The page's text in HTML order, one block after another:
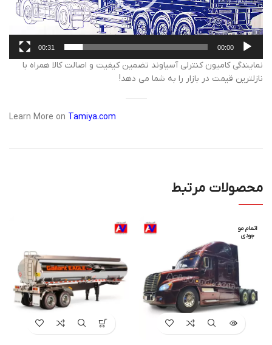
00:00
00:31
نمایندگی کامیون کنترلی آسیاوند تضمین کیفیت و اصالت کالا همراه با
نازلترین قیمت در بازار را به شما می دهد!
Learn More on Tamiya.com
محصولات مرتبط
اتمام مو
جودی